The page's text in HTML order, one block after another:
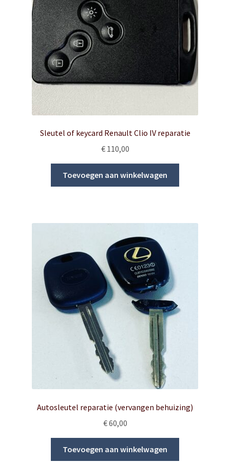
Sleutel of keycard Renault Clio IV reparatie
€110,00
Toevoegen aan winkelwagen
Autosleutel reparatie (vervangen behuizing)
€60,00
Toevoegen aan winkelwagen